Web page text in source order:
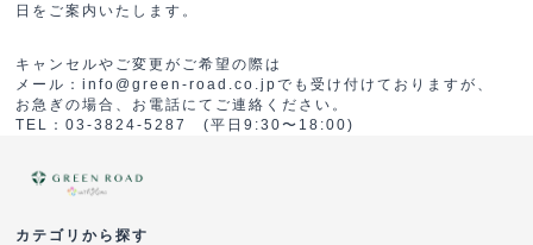
日をご案内いたします。
キャンセルやご変更がご希望の際は
メール：info@green-road.co.jpでも受け付けておりますが、
お急ぎの場合、お電話にてご連絡ください。
TEL：03-3824-5287 (平日9:30〜18:00)
カテゴリから探す